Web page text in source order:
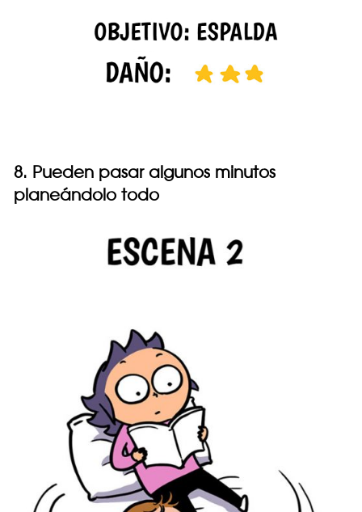
8. Pueden pasar algunos minutos
planeándolo todo